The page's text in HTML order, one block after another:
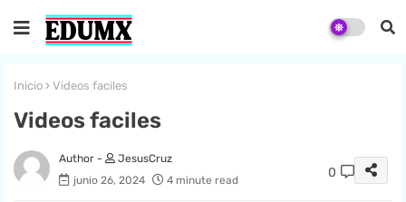
Inicio Videos faciles
Videos faciles
JesusCruz
junio 26, 2024
4 minute read
0